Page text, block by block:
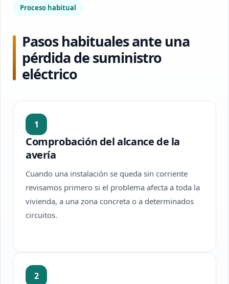
Proceso habitual
Pasos habituales ante una
pérdida de suministro
eléctrico
1
Comprobación del alcance de la
avería
Cuando una instalación se queda sin corriente
revisamos primero si el problema afecta a toda la
vivienda, a una zona concreta o a determinados
circuitos.
2